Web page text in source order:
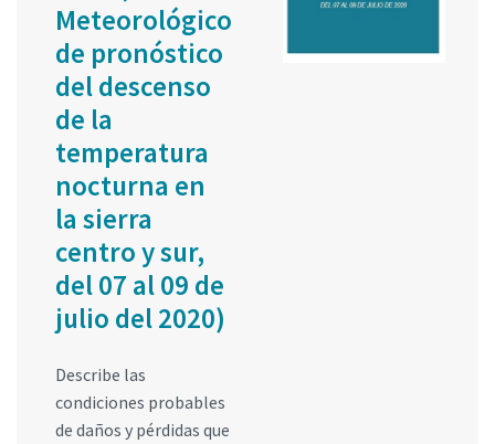
Meteorológico
de pronóstico
del descenso
de la
temperatura
nocturna en
la sierra
centro y sur,
del 07 al 09 de
julio del 2020)
Describe las
condiciones probables
de daños y pérdidas que